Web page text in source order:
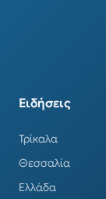
Ειδήσεις
Τρίκαλα
Θεσσαλία
Ελλάδα